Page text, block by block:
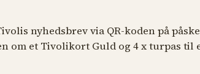
nyhedsbrev via QR-koden på
om et Tivolikort Guld og 4 x turpas til